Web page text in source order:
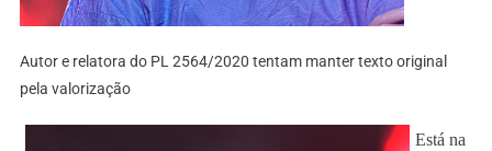
Autor e relatora do PL 2564/2020 tentam manter texto original
pela valorização
Está na